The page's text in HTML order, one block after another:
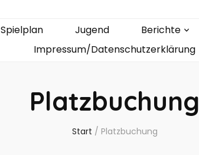
Spielplan Jugend Berichte
Impressum/Datenschutzerklärung
Platzbuchung
Start / Platzbuchung